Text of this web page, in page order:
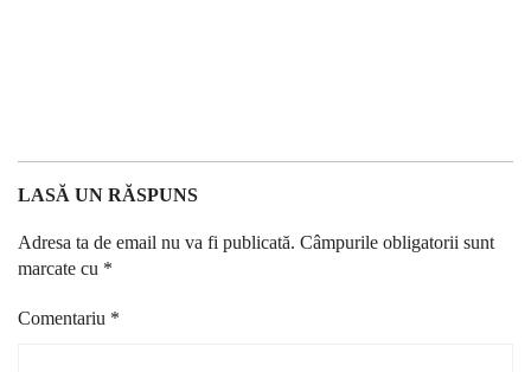
LASĂ UN RĂSPUNS
Adresa ta de email nu va fi publicată. Câmpurile obligatorii sunt
marcate cu *
Comentariu *